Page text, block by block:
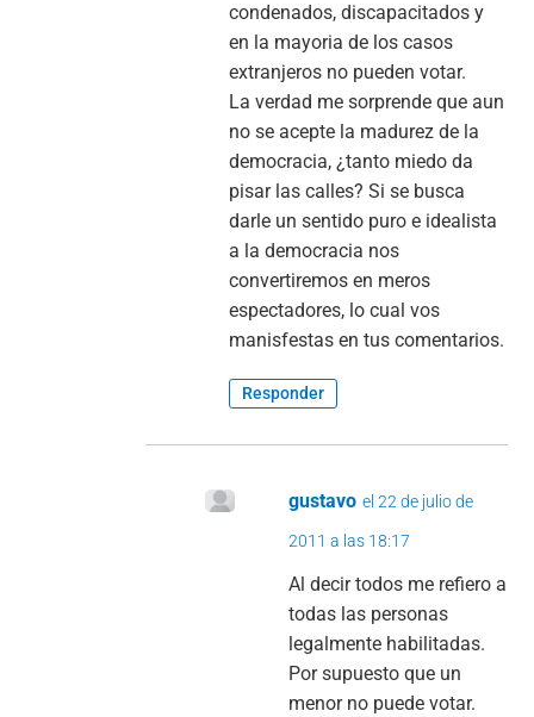
condenados, discapacitados y
en la mayoria de los casos
extranjeros no pueden votar.
La verdad me sorprende que aun
no se acepte la madurez de la
democracia, ¿tanto miedo da
pisar las calles? Si se busca
darle un sentido puro e idealista
a la democracia nos
convertiremos en meros
espectadores, lo cual vos
manisfestas en tus comentarios.
Responder
gustavo el 22 de julio de
2011 a las 18:17
Al decir todos me refiero a
todas las personas
legalmente habilitadas.
Por supuesto que un
menor no puede votar.